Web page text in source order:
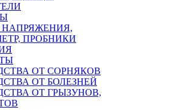
НАПРЯЖЕНИЯ,
ПРОБНИКИ
ОТ СОРНЯКОВ
ОТ БОЛЕЗНЕЙ
ОТ ГРЫЗУНОВ,